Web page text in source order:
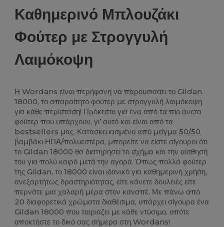
Καθημερινό Μπλουζάκι
Φούτερ με Στρογγυλή
Λαιμόκοψη
Η Wordans είναι περήφανη να παρουσιάσει το Gildan
18000, το απαραίτητο φούτερ με στρογγυλή λαιμόκοψη
για κάθε περίσταση! Πρόκειται για ένα από τα πιο άνετα
φούτερ που υπάρχουν, γι’ αυτό και είναι από τα
bestsellers μας. Κατασκευασμένο από μείγμα50/50
βαμβάκι ΗΠΑ/πολυεστέρα, μπορείτε να είστε σίγουροι ότι
το Gildan 18000 θα διατηρήσει το σχήμα και την αίσθησή
του για πολύ καιρό μετά την αγορά. Όπως πολλά φούτερ
της Gildan, το 18000 είναι ιδανικό για καθημερινή χρήση,
ανεξαρτήτως δραστηριότητας, είτε κάνετε δουλειές είτε
περνάτε μια χαλαρή μέρα στον καναπέ. Με πάνω από
20 διαφορετικά χρώματα διαθέσιμα, υπάρχει σίγουρα ένα
Gildan 18000 που ταιριάζει με κάθε ντύσιμο, οπότε
αποκτήστε το δικό σας σήμερα στη Wordans!